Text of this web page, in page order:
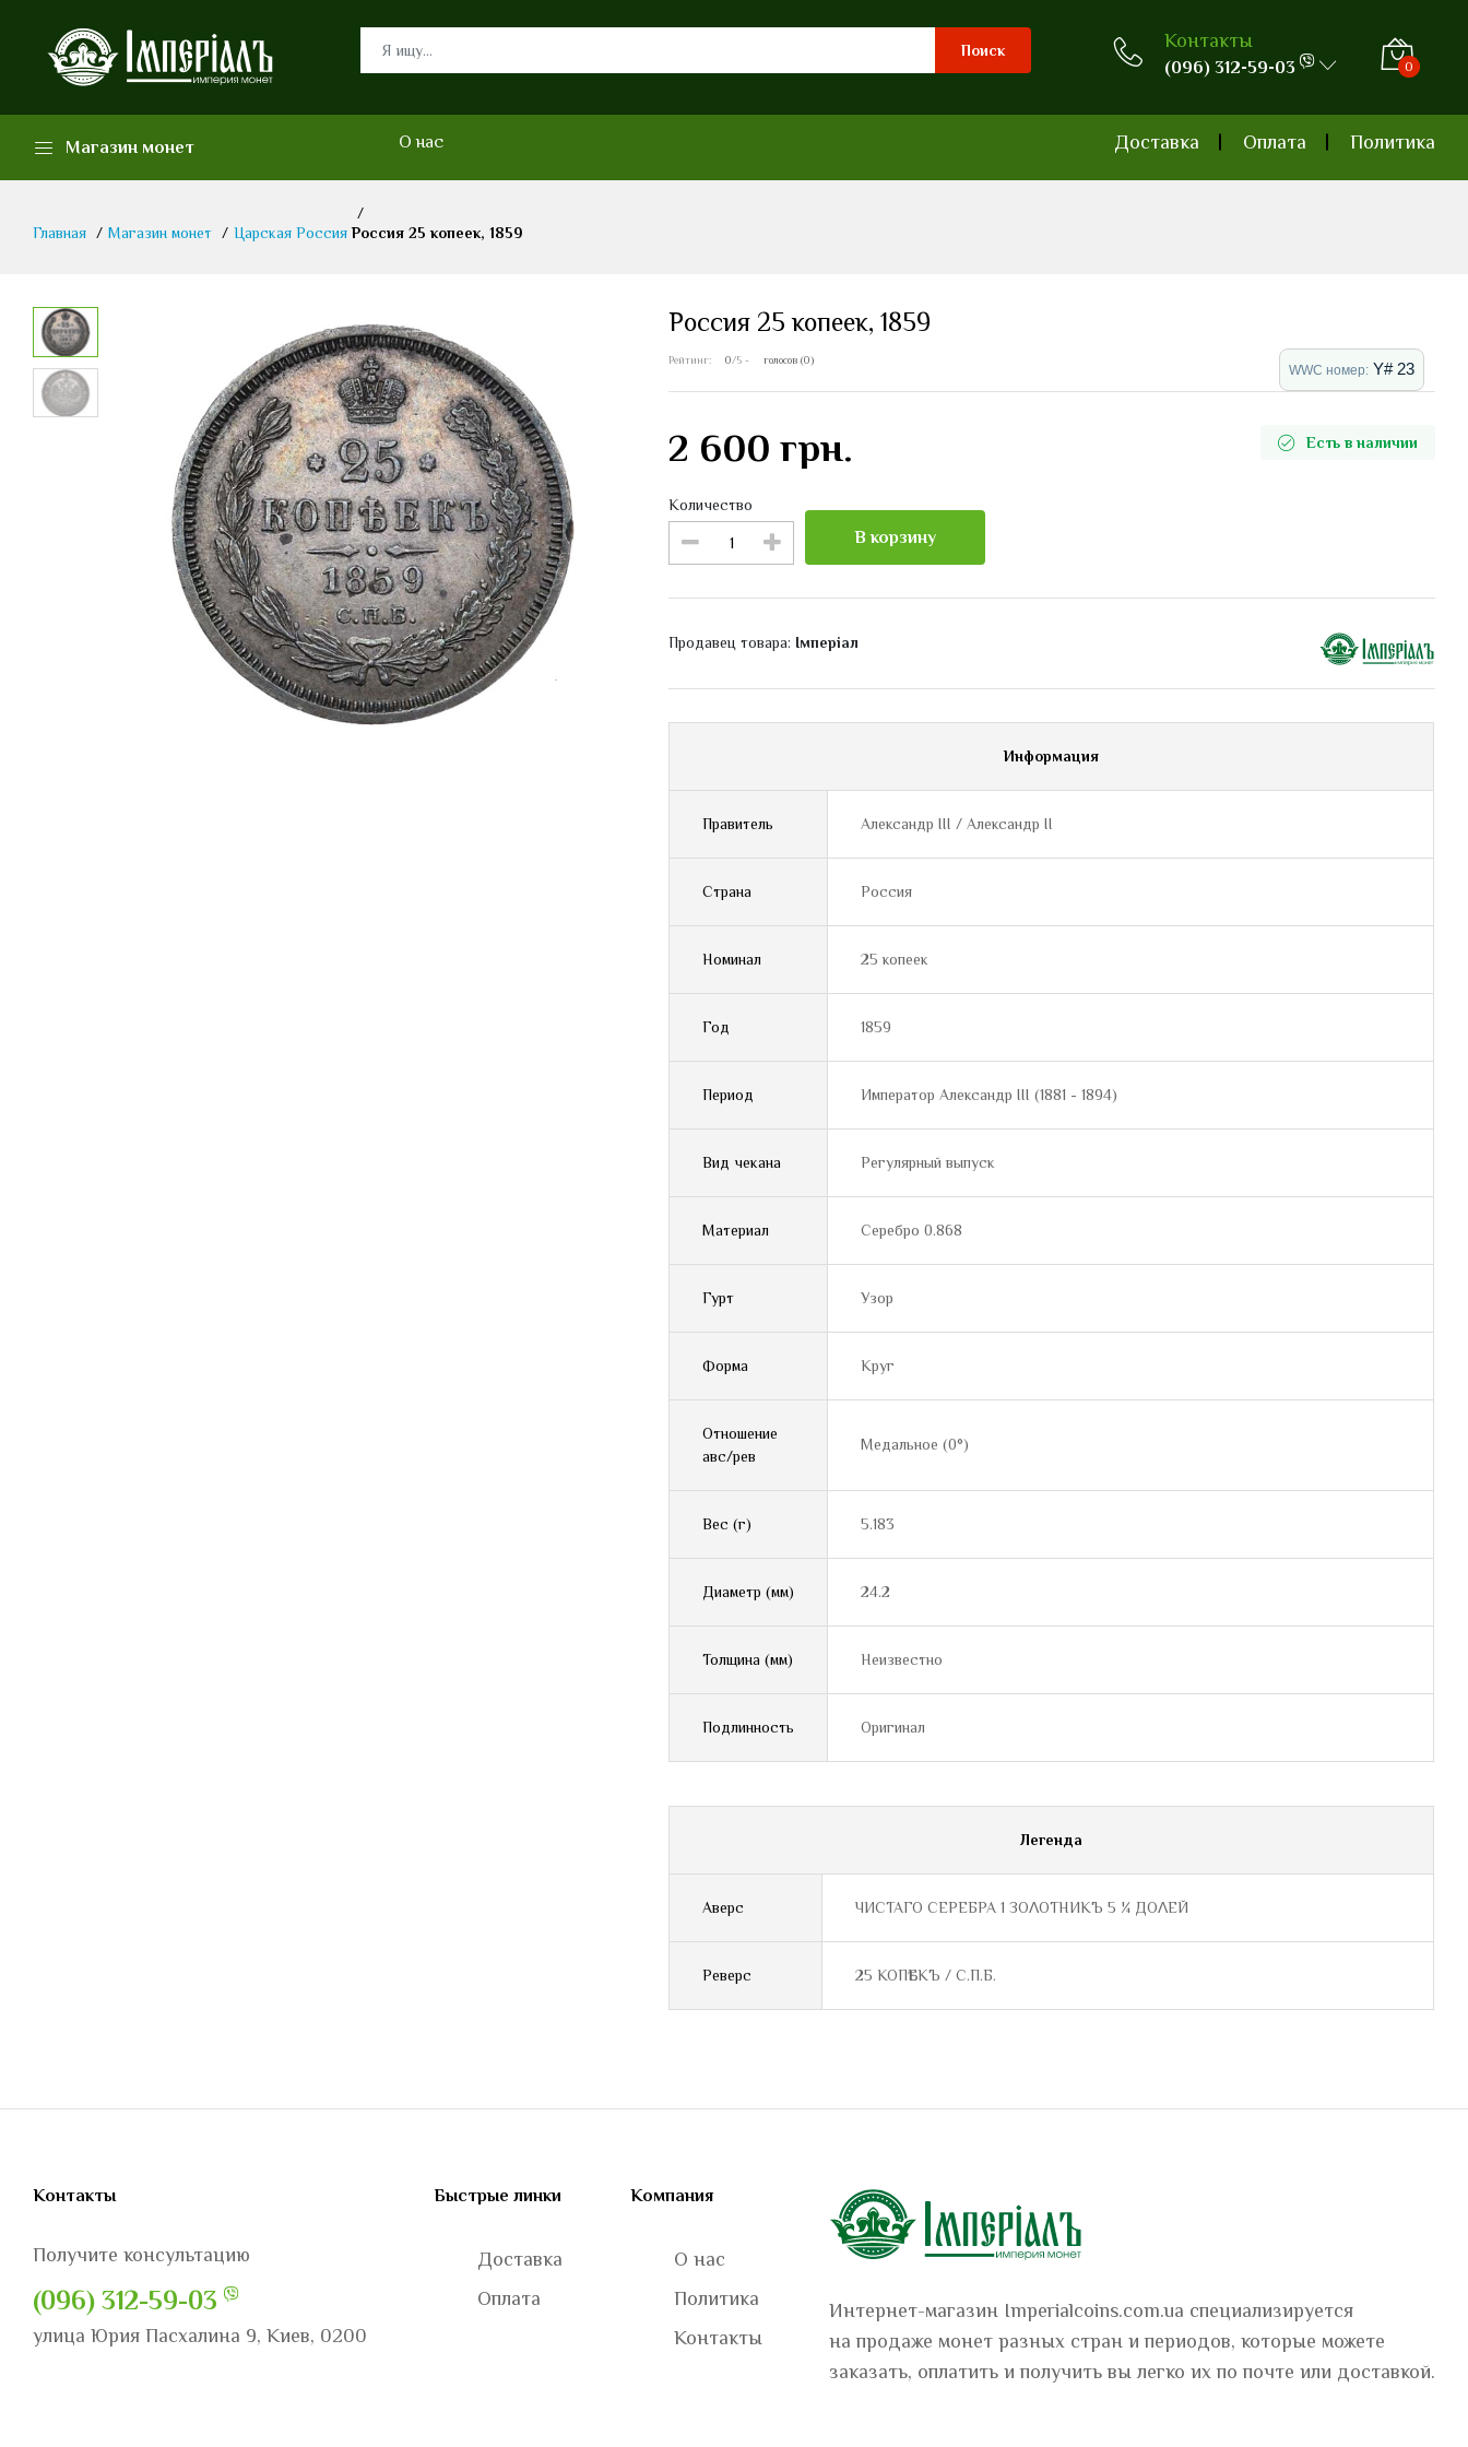
Поиск Контакты
(096) 312-59-03 0
0
Магазин монет О нас Доставка Оплата Политика
Главная Магазин монет Царская Россия Россия 25 копеек, 1859
Россия 25 копеек, 1859
Рейтинг: 0/5 - голосов (0)
WWC номер:Y# 23
2 600 грн. Есть в наличии
Количество
В корзину
Продавец товара: Імперіал
Информация
Правитель Александр III / Александр II
Страна Россия
Номинал 25 копеек
Год 1859
Период Император Александр III (1881 - 1894)
Вид чекана Регулярный выпуск
Материал Серебро 0.868
Гурт Узор
Форма Круг
Отношение
авс/рев
Медальное (0°)
Вес (г) 5.183
Диаметр (мм) 24.2
Толщина (мм) Неизвестно
Подлинность Оригинал
Легенда
Аверс ЧИСТАГО СЕРЕБРА 1 ЗОΛОТНИКЪ 5 ¼ ДОΛЕЙ
Реверс 25 КОПѢЕКЪ / С.П.Б.
Контакты
Получите консультацию
(096) 312-59-03
улица Юрия Пасхалина 9, Киев, 0200
Быстрые линки
Доставка
Оплата
Компания
О нас
Политика
Контакты
Интернет-магазин Imperialcoins.com.ua специализируется
на продаже монет разных стран и периодов, которые можете
заказать, оплатить и получить вы легко их по почте или доставкой.